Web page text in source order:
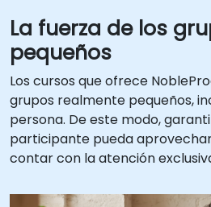
La fuerza de los
pequeños
Los cursos que ofrece
grupos realmente pequeños,
persona. De este modo,
participante pueda
contar con la atención